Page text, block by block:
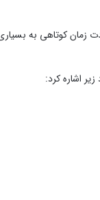
کوتاهی به
اشاره کرد: